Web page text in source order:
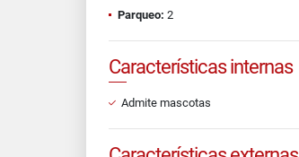
Parqueo: 2
Características internas
Admite mascotas